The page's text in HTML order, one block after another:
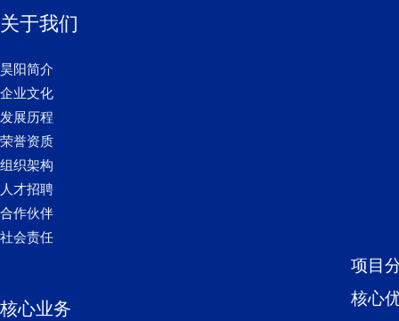
关于我们
昊阳简介
企业文化
发展历程
荣誉资质
组织架构
人才招聘
合作伙伴
社会责任
核心业务
项目
核心